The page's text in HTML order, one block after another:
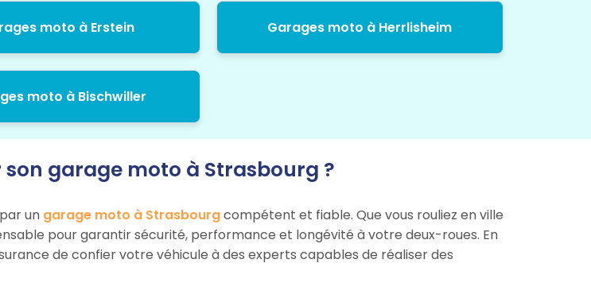
moto à Erstein Garages moto à Herrlisheim
moto à Bischwiller
garage moto à Strasbourg ?
un garage moto à Strasbourgcompétent et fiable. Que vous rouliez en ville
pour garantir sécurité, performance et longévité à votre deux-roues. En
de confier votre véhicule à des experts capables de réaliser des